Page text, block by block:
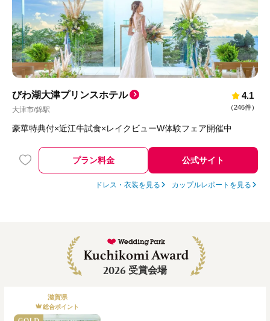
びわ湖大津プリンスホテル
大津市/錦駅
4.1
（246件）
豪華特典付×近江牛試食×レイクビューW体験フェア開催中
プラン料金 公式サイト
ドレス・衣装を見る カップルレポートを見る
2026 受賞会場
滋賀県
総合ポイント